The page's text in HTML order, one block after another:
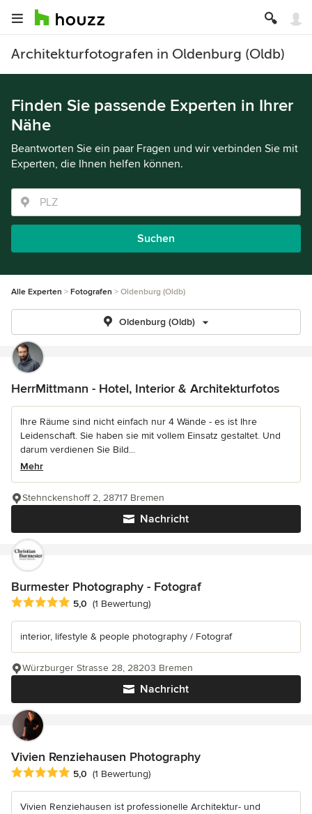
Architekturfotografen in Oldenburg (Oldb)
Finden Sie passende Experten in Ihrer
Nähe
Beantworten Sie ein paar Fragen und wir verbinden Sie mit
Experten, die Ihnen helfen können.
Suchen
Alle Experten Fotografen Oldenburg (Oldb)
Oldenburg (Oldb)
HerrMittmann - Hotel, Interior & Architekturfotos
Ihre Räume sind nicht einfach nur 4 Wände - es ist Ihre
Leidenschaft. Sie haben sie mit vollem Einsatz gestaltet. Und
darum verdienen Sie Bild...
Mehr
Nachricht
Stehnckenshoff 2, 28717 Bremen
Burmester Photography - Fotograf
Durchschnittliche Bewertung: 5 von 5 Sternen
5,0 (1 Bewertung)
interior, lifestyle & people photography / Fotograf
Nachricht
Würzburger Strasse 28, 28203 Bremen
Vivien Renziehausen Photography
Durchschnittliche Bewertung: 5 von 5 Sternen
5,0 (1 Bewertung)
Vivien Renziehausen ist professionelle Architektur- und